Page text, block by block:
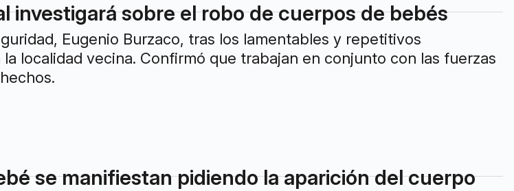
investigará sobre el robo de cuerpos de bebés
Eugenio Burzaco, tras los lamentables y repetitivos
localidad vecina. Confirmó que trabajan en conjunto con las fuerzas
se manifiestan pidiendo la aparición del cuerpo